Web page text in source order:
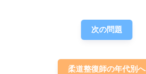
次の問題
柔道整復師の年代別へ